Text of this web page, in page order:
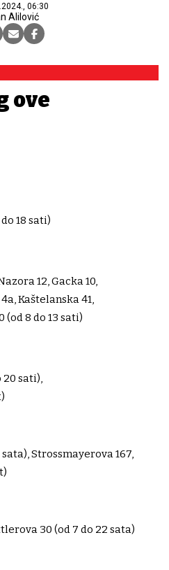
06:30
Alilović
ove
18 sati)
12, Gacka 10,
Kaštelanska 41,
(od 8 do 13 sati)
20 sati),
Strossmayerova 167,
30 (od 7 do 22 sata)